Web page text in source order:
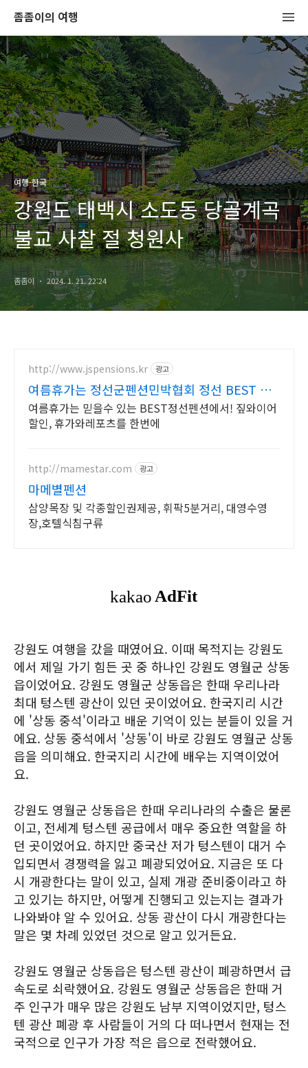
좀좀이의 여행
여행-한국
강원도 태백시 소도동 당골계곡
불교 사찰 절 청원사
좀좀이 2024. 1. 21. 22:24
http://www.jspensions.kr 광고
여름휴가는 정선군펜션민박협회 정선 BEST 숙
박업체
여름휴가는 믿을수 있는 BEST정선펜션에서! 짚와이어
할인, 휴가와레포츠를 한번에
http://mamestar.com 광고
마메별펜션
삼양목장 및 각종할인권제공, 휘팍5분거리, 대영수영
장,호텔식침구류
강원도 여행을 갔을 때였어요. 이때 목적지는 강원도
에서 제일 가기 힘든 곳 중 하나인 강원도 영월군 상동
읍이었어요. 강원도 영월군 상동읍은 한때 우리나라
최대 텅스텐 광산이 있던 곳이었어요. 한국지리 시간
에 '상동 중석'이라고 배운 기억이 있는 분들이 있을 거
에요. 상동 중석에서 '상동'이 바로 강원도 영월군 상동
읍을 의미해요. 한국지리 시간에 배우는 지역이었어
요.
강원도 영월군 상동읍은 한때 우리나라의 수출은 물론
이고, 전세계 텅스텐 공급에서 매우 중요한 역할을 하
던 곳이었어요. 하지만 중국산 저가 텅스텐이 대거 수
입되면서 경쟁력을 잃고 폐광되었어요. 지금은 또 다
시 개광한다는 말이 있고, 실제 개광 준비중이라고 하
고 있기는 하지만, 어떻게 진행되고 있는지는 결과가
나와봐야 알 수 있어요. 상동 광산이 다시 개광한다는
말은 몇 차례 있었던 것으로 알고 있거든요.
강원도 영월군 상동읍은 텅스텐 광산이 폐광하면서 급
속도로 쇠락했어요. 강원도 영월군 상동읍은 한때 거
주 인구가 매우 많은 강원도 남부 지역이었지만, 텅스
텐 광산 폐광 후 사람들이 거의 다 떠나면서 현재는 전
국적으로 인구가 가장 적은 읍으로 전락했어요.